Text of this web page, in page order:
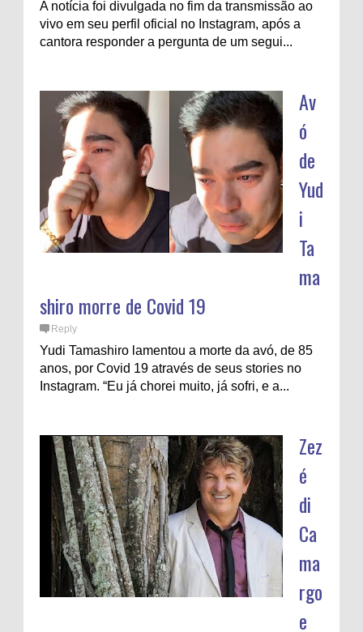
A notícia foi divulgada no fim da transmissão ao
vivo em seu perfil oficial no Instagram, após a
cantora responder a pergunta de um segui...
Av
ó
de
Yud
i
Ta
ma
shiro morre de Covid 19
Reply
Yudi Tamashiro lamentou a morte da avó, de 85
anos, por Covid 19 através de seus stories no
Instagram. “Eu já chorei muito, já sofri, e a...
Zez
é
di
Ca
ma
rgo
e